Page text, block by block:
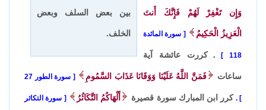
بين بعض السلف وبعض
الخلف.
وَإِن تَغْفِرْ لَهُمْ فَإِنَّكَ أَنتَ
الْعَزِيزُ الْحَكِيمُ سورة المائدة
118
.كررت عائشة آية
ساعات فَمَنَّ اللَّهُ عَلَيْنَا وَوَقَانَا عَذَابَ السَّمُومِ سورة الطور 27
.كرر ابن المبارك سورة قصيرة أَلْهَاكُمُ التَّكَاثُرُ سورة التكاثر